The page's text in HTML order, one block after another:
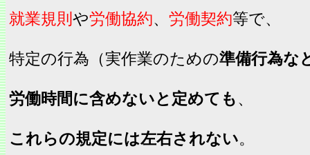
就業規則 や労働協約、 労働契約等で、
特定の行為（実作業のための準備行為な
労働時間に含めないと定めても、
これらの規定には左右されない。